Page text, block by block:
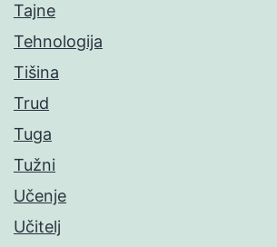
Tajne
Tehnologija
Tišina
Trud
Tuga
Tužni
Učenje
Učitelj